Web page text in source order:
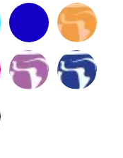
RAL 5015
Bleu RAL 5005
Marbré
Astragal
Marbré LilaMarbré Ice
Zebra